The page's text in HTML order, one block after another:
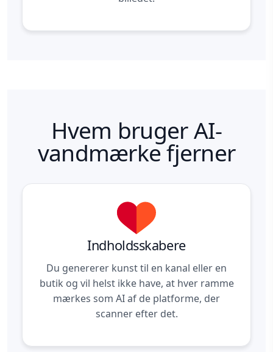
Hvem bruger AI-
vandmærke fjerner
Indholdsskabere
Du genererer kunst til en kanal eller en
butik og vil helst ikke have, at hver ramme
mærkes som AI af de platforme, der
scanner efter det.